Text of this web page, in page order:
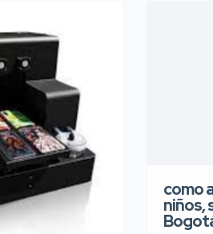
como
niños,